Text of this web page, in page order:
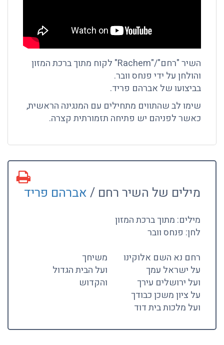
השיר "רחם"/"Rachem" לקוח מתוך ברכת המזון
והולחן על ידי פנחס וובר.
בביצועו של אברהם פריד.
שימו לב שהתווים מתחילים עם המנגינה הראשית,
כאשר לפניהם יש פתיחה תזמורתית קצרה.
מילים של השיר רחם /אברהם פריד
מילים: מתוך ברכת המזון
לחן: פנחס וובר
רחם נא השם אלוקינו
על ישראל עמך
ועל ירושלים עירך
על ציון משכן כבודך
ועל מלכות בית דוד
משיחך
ועל הבית הגדול
והקדוש